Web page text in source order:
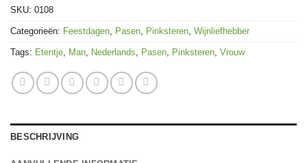
SKU: 0108
Categorieën: Feestdagen Pasen Pinksteren Wijnliefhebber
Tags: Etentje Man Nederlands Pasen Pinksteren Vrouw
BESCHRIJVING